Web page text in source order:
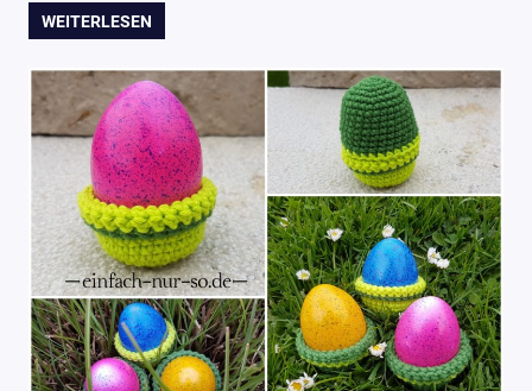
WEITERLESEN